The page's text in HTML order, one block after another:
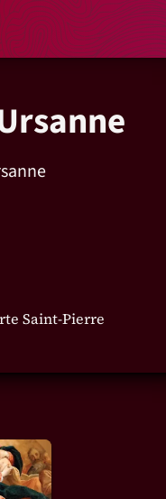
Rechercher un
Panier
Saint-Pierre